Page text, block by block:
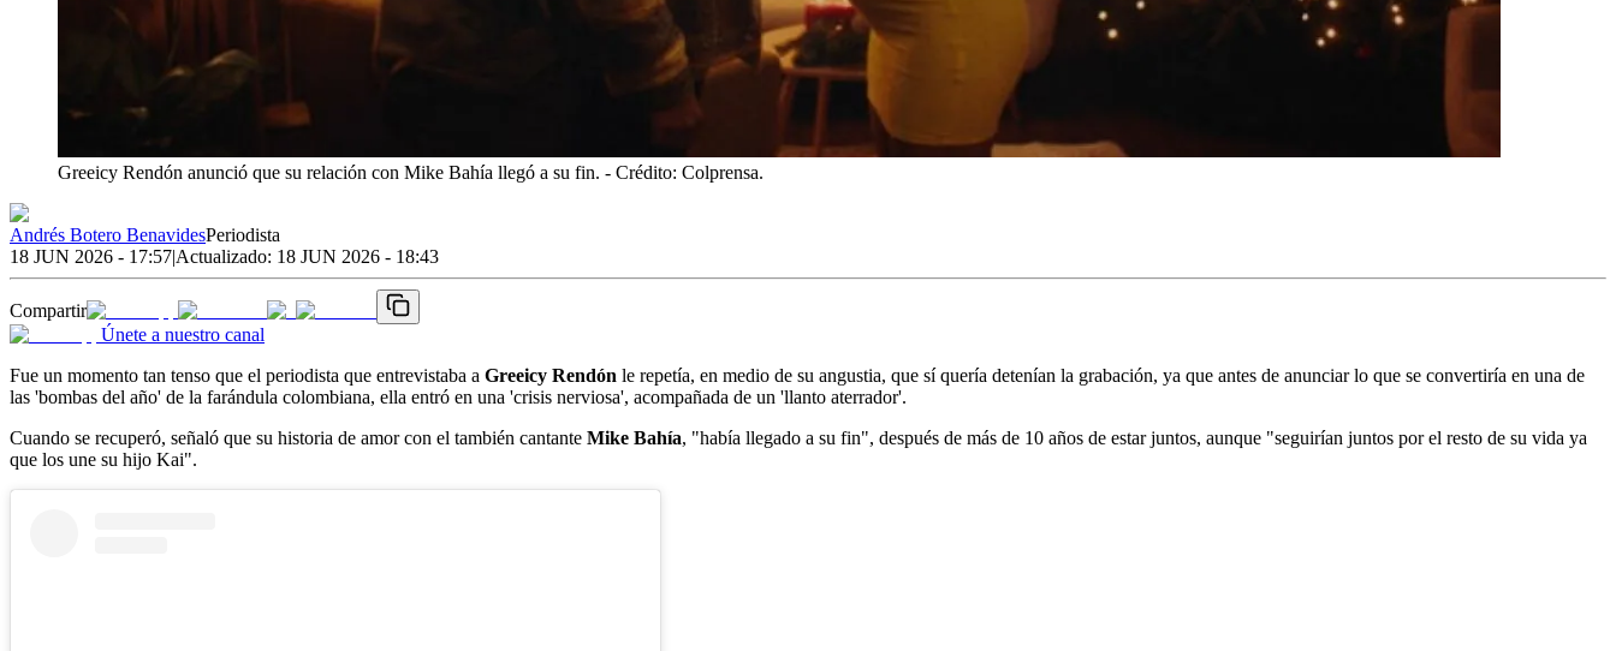
Greeicy Rendón anunció que su relación con Mike Bahía llegó a su fin. - Crédito: Colprensa.
Andrés Botero BenavidesPeriodista
18 JUN 2026 - 17:57|Actualizado: 18 JUN 2026 - 18:43
Compartir
Únete a nuestro canal
Fue un momento tan tenso que el periodista que entrevistaba a Greeicy Rendón le repetía, en medio de su angustia, que sí quería detenían la grabación, ya que antes de anunciar lo que se convertiría en una de
las 'bombas del año' de la farándula colombiana, ella entró en una 'crisis nerviosa', acompañada de un 'llanto aterrador'.
Cuando se recuperó, señaló que su historia de amor con el también cantante Mike Bahía, "había llegado a su fin", después de más de 10 años de estar juntos, aunque "seguirían juntos por el resto de su vida ya
que los une su hijo Kai".